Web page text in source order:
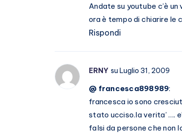
Andate su youtube c’è
ora è tempo di chiarire le
Rispondi
ERNY su Luglio 31, 2009
@ francesca898989:
francesca io sono
stato ucciso.la verita’ ….
falsi da persone che non